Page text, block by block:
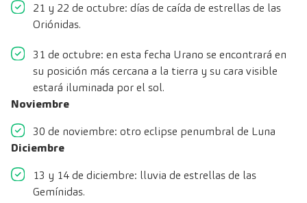
21 y 22 de octubre: días de caída de estrellas de las
Oriónidas.
31 de octubre: en esta fecha Urano se encontrará en
su posición más cercana a la tierra y su cara visible
estará iluminada por el sol.
Noviembre
30 de noviembre: otro eclipse penumbral de Luna
Diciembre
13 y 14 de diciembre: lluvia de estrellas de las
Gemínidas.